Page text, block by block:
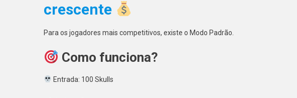
crescente
Para os jogadores mais competitivos, existe o Modo Padrão.
Como funciona?
Entrada: 100 Skulls